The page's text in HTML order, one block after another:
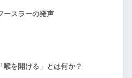
ースラーの発声
喉を開ける」とは何か？